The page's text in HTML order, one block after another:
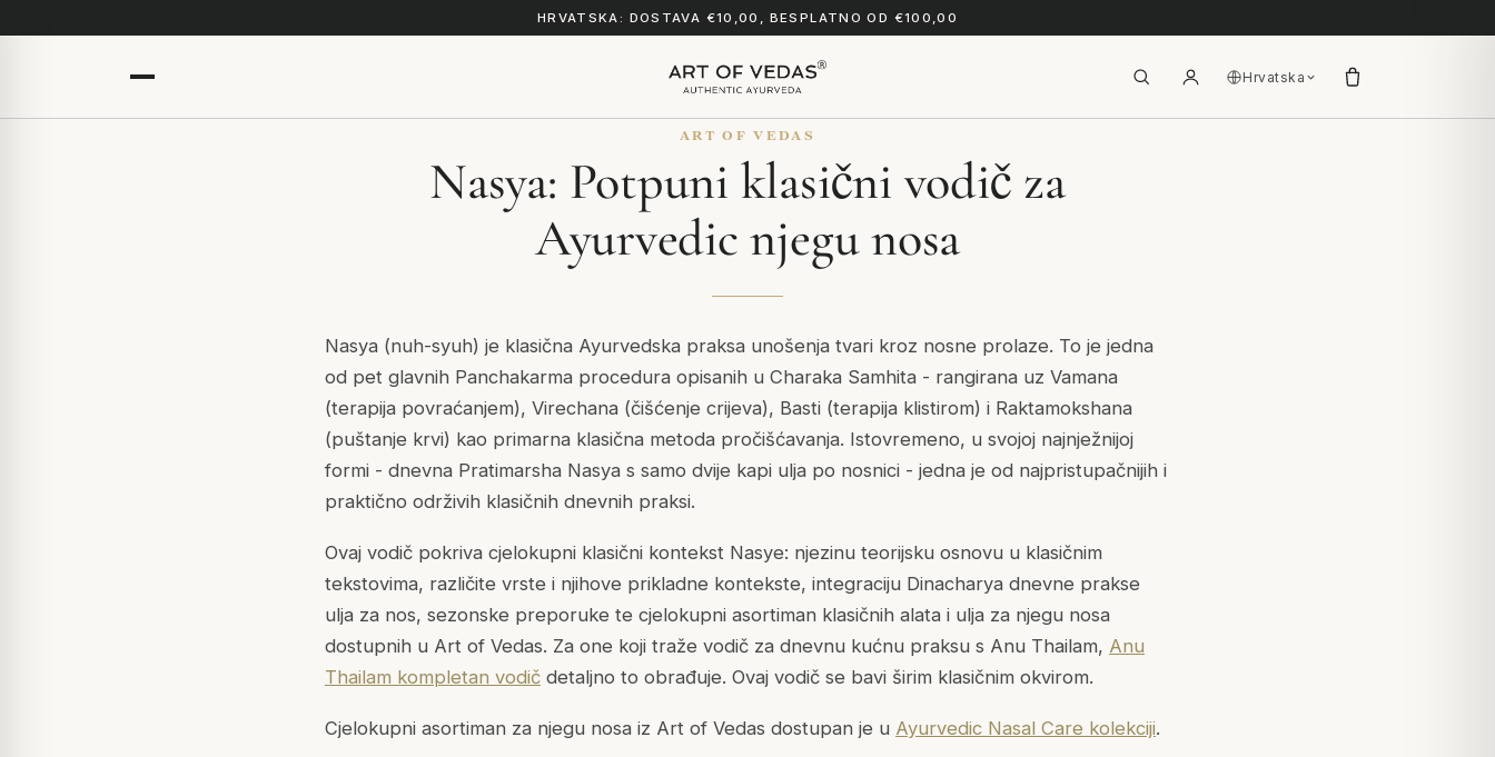
HRVATSKA: DOSTAVA €10,00, BESPLATNO OD €100,00
Hrvatska
ART OF VEDAS
Nasya: Potpuni klasični vodič za
Ayurvedic njegu nosa
Nasya (nuh-syuh) je klasična Ayurvedska praksa unošenja tvari kroz nosne prolaze. To je jedna
od pet glavnih Panchakarma procedura opisanih u Charaka Samhita - rangirana uz Vamana
(terapija povraćanjem), Virechana (čišćenje crijeva), Basti (terapija klistirom) i Raktamokshana
(puštanje krvi) kao primarna klasična metoda pročišćavanja. Istovremeno, u svojoj najnježnijoj
formi - dnevna Pratimarsha Nasya s samo dvije kapi ulja po nosnici - jedna je od najpristupačnijih i
praktično održivih klasičnih dnevnih praksi.
Ovaj vodič pokriva cjelokupni klasični kontekst Nasye: njezinu teorijsku osnovu u klasičnim
tekstovima, različite vrste i njihove prikladne kontekste, integraciju Dinacharya dnevne prakse
ulja za nos, sezonske preporuke te cjelokupni asortiman klasičnih alata i ulja za njegu nosa
dostupnih u Art of Vedas. Za one koji traže vodič za dnevnu kućnu praksu s Anu Thailam, Anu
Thailam kompletan vodič detaljno to obrađuje. Ovaj vodič se bavi širim klasičnim okvirom.
Cjelokupni asortiman za njegu nosa iz Art of Vedas dostupan je u Ayurvedic Nasal Care kolekciji.